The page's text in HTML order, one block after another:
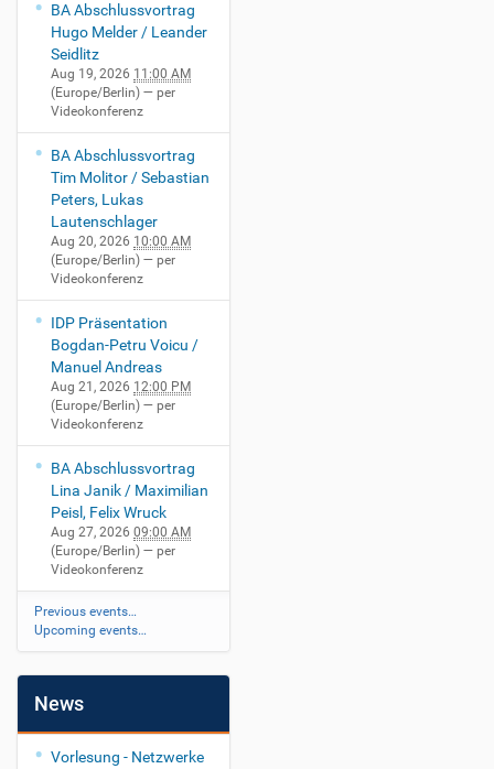
BA Abschlussvortrag
Hugo Melder / Leander
Seidlitz
Aug 19, 2026 11:00 AM
(Europe/Berlin) — per
Videokonferenz
BA Abschlussvortrag
Tim Molitor / Sebastian
Peters, Lukas
Lautenschlager
Aug 20, 2026 10:00 AM
(Europe/Berlin) — per
Videokonferenz
IDP Präsentation
Bogdan-Petru Voicu /
Manuel Andreas
Aug 21, 2026 12:00 PM
(Europe/Berlin) — per
Videokonferenz
BA Abschlussvortrag
Lina Janik / Maximilian
Peisl, Felix Wruck
Aug 27, 2026 09:00 AM
(Europe/Berlin) — per
Videokonferenz
Previous events…
Upcoming events…
News
Vorlesung - Netzwerke